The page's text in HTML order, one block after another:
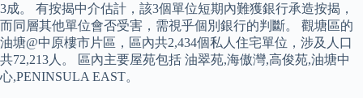
3成。 有按揭中介估計，該3個單位短期內難獲銀行承造按揭，
而同層其他單位會否受害，需視乎個別銀行的判斷。 觀塘區的
油塘@中原樓市片區，區內共2,434個私人住宅單位，涉及人口
共72,213人。 區內主要屋苑包括 油翠苑,海傲灣,高俊苑,油塘中
心,PENINSULA EAST。